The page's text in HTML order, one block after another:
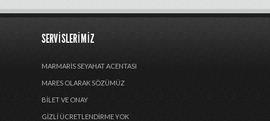
SERVISLERIMIZ
MARMARIS SEYAHAT ACENTASI
MARES OLARAK SÖZÜMÜZ
BILET VE ONAY
GIZLI ÜCRETLENDIRME YOK